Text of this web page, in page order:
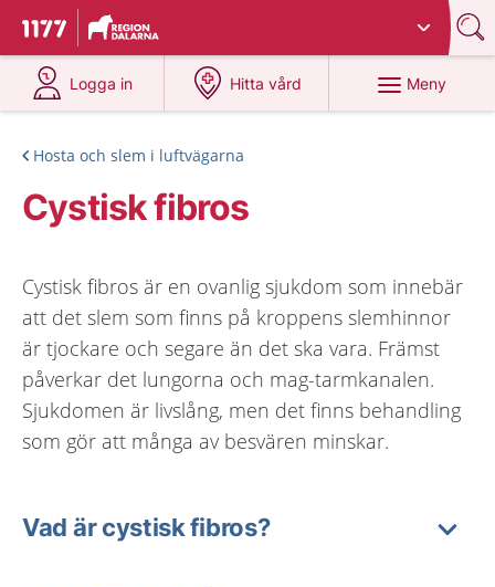
Till startsidan för 1177
Du har valt region
Logga in
på 1177.se
Hitta vård
på 1177.se
Meny
Hosta och slem i luftvägarna
Cystisk fibros
Cystisk fibros är en ovanlig sjukdom som innebär
att det slem som finns på kroppens slemhinnor
är tjockare och segare än det ska vara. Främst
påverkar det lungorna och mag-tarmkanalen.
Sjukdomen är livslång, men det finns behandling
som gör att många av besvären minskar.
Vad är cystisk fibros?